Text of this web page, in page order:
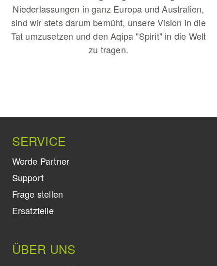
Niederlassungen in ganz Europa und Australien,
sind wir stets darum bemüht, unsere Vision in die
Tat umzusetzen und den Aqipa "Spirit" in die Welt
zu tragen.
SERVICE
Werde Partner
Support
Frage stellen
Ersatzteile
ÜBER UNS